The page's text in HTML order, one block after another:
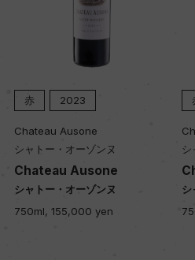
6
色
赤
赤 2023
Chateau Ausone
シャトー・オーゾンヌ
Chateau Ausone
シャトー・オーゾンヌ
750ml, 155,000 yen
シ
シ